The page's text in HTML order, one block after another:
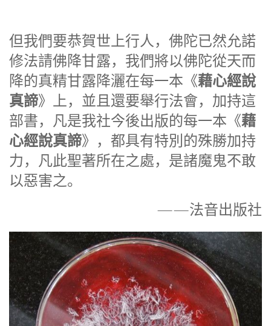
但我們要恭賀世上行人，佛陀已然允諾
修法請佛降甘露，我們將以佛陀從天而
降的真精甘露降灑在每一本《藉心經說
真諦》上，並且還要舉行法會，加持這
部書，凡是我社今後出版的每一本《藉
心經說真諦》，都具有特別的殊勝加持
力，凡此聖著所在之處，是諸魔鬼不敢
以惡害之。
——法音出版社